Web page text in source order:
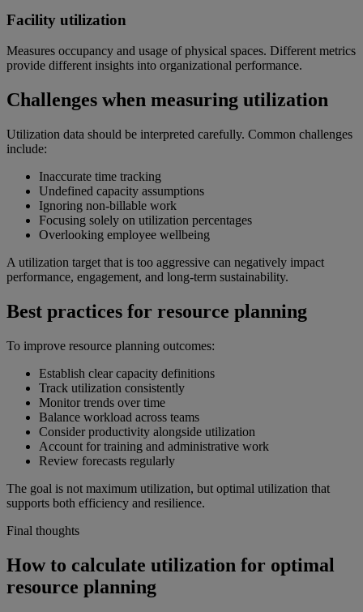
Facility utilization
Measures occupancy and usage of physical spaces. Different metrics
provide different insights into organizational performance.
Challenges when measuring utilization
Utilization data should be interpreted carefully. Common challenges
include:
Inaccurate time tracking
Undefined capacity assumptions
Ignoring non-billable work
Focusing solely on utilization percentages
Overlooking employee wellbeing
A utilization target that is too aggressive can negatively impact
performance, engagement, and long-term sustainability.
Best practices for resource planning
To improve resource planning outcomes:
Establish clear capacity definitions
Track utilization consistently
Monitor trends over time
Balance workload across teams
Consider productivity alongside utilization
Account for training and administrative work
Review forecasts regularly
The goal is not maximum utilization, but optimal utilization that
supports both efficiency and resilience.
Final thoughts
How to calculate utilization for optimal
resource planning